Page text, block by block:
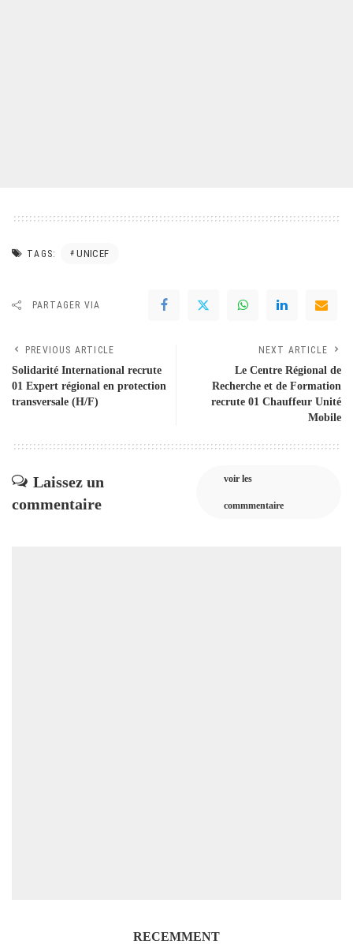
TAGS: UNICEF
PARTAGER VIA
PREVIOUS ARTICLE
Solidarité International recrute
01 Expert régional en protection
transversale (H/F)
NEXT ARTICLE
Le Centre Régional de
Recherche et de Formation
recrute 01 Chauffeur Unité
Mobile
Laissez un
commentaire
voir les
commmentaire
RECEMMENT